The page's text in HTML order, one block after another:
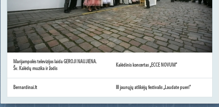
Marijampolės televizijos laida GEROJI NAUJIENA.
Šv. Kalėdų muzika ir žodis
Kalėdinis koncertas „ECCE NOVUM“
Bernardinai.lt III jaunųjų atlikėjų festivalis „Laudate pueri“